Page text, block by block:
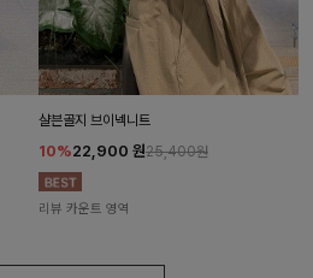
샬븐골지 브이넥니트
10%22,900 원25,400원
리뷰 카운트 영역